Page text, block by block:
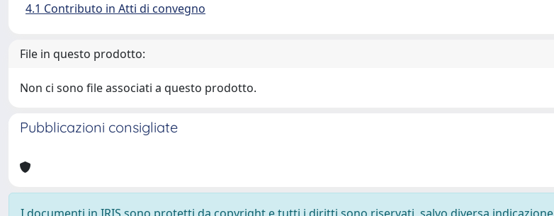
4.1 Contributo in Atti di convegno
File in questo prodotto:
Non ci sono file associati a questo prodotto.
Pubblicazioni consigliate